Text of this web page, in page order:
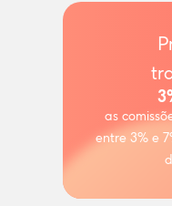
as
entre 3% e